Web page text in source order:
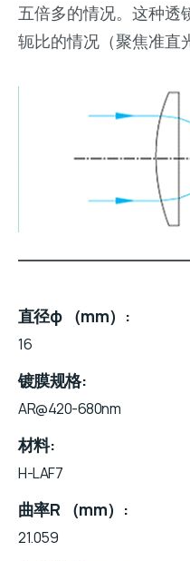
五倍多的情况。这种透
轭比的情况（聚焦准直
直径φ （mm）
16
镀膜规格
AR@420-680nm
材料
H-LAF7
曲率R （mm）
21.059